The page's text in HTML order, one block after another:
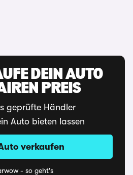
DEIN AUTO
PREIS
geprüfte Händler
Auto bieten lassen
verkaufen
- so geht's